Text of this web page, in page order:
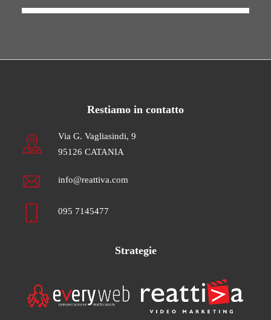
Restiamo in contatto
Via G. Vagliasindi, 9
95126 CATANIA
info@reattiva.com
095 7145477
Strategie